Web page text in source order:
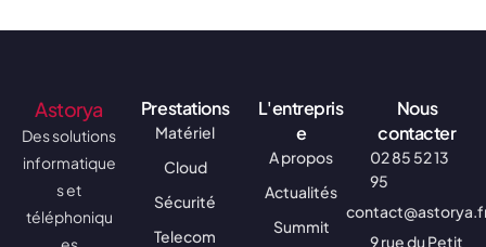
Astorya
Des solutions
informatique
s et
téléphoniqu
Prestations
Matériel
Cloud
Sécurité
Telecom
L'entrepris
e
A propos
Actualités
Summit
Nous
contacter
02 85 52 13
95
9 rue du Petit